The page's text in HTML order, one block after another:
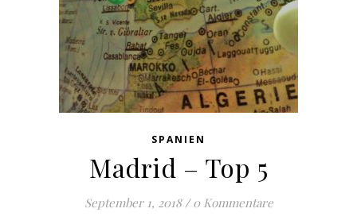
SPANIEN
Madrid – Top 5
September 1, 2018 / 0 Kommentare